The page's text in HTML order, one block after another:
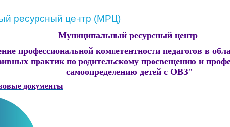
ресурсный центр (МРЦ)
Муниципальный ресурсный центр
профессиональной компетентности педагогов в
практик по родительскому просвещению и
самоопределению детей с ОВЗ"
документы